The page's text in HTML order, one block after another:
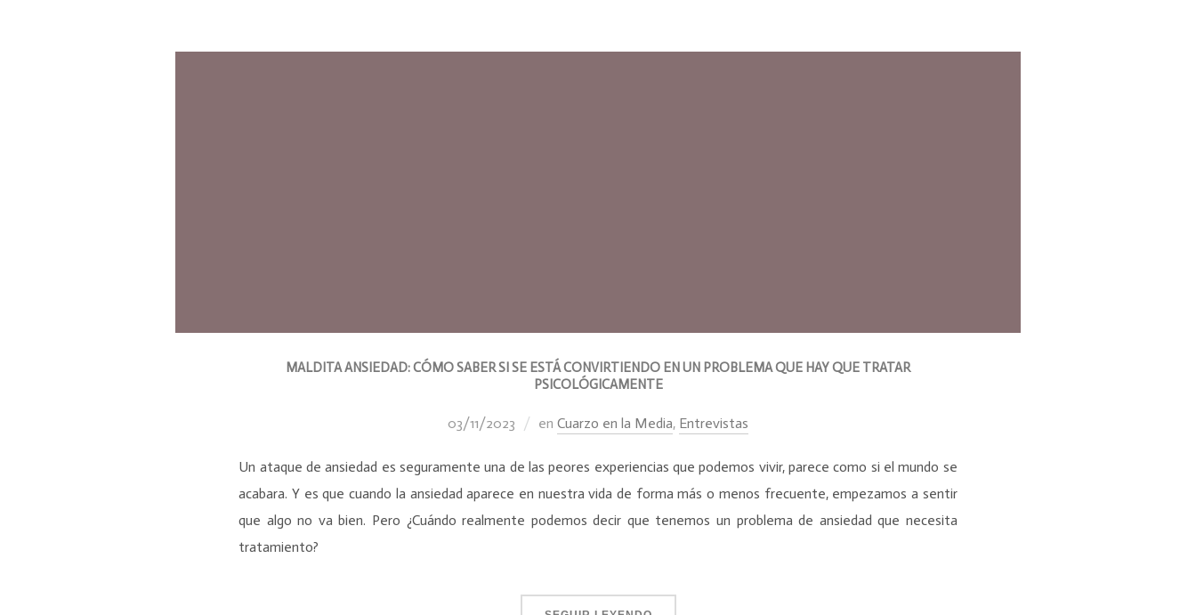
MALDITA ANSIEDAD: CÓMO SABER SI SE ESTÁ CONVIRTIENDO EN UN PROBLEMA QUE HAY QUE TRATAR
PSICOLÓGICAMENTE
03/11/2023 en Cuarzo en la Media, Entrevistas
Un ataque de ansiedad es seguramente una de las peores experiencias que podemos vivir, parece como si el mundo se
acabara. Y es que cuando la ansiedad aparece en nuestra vida de forma más o menos frecuente, empezamos a sentir
que algo no va bien. Pero ¿Cuándo realmente podemos decir que tenemos un problema de ansiedad que necesita
tratamiento?